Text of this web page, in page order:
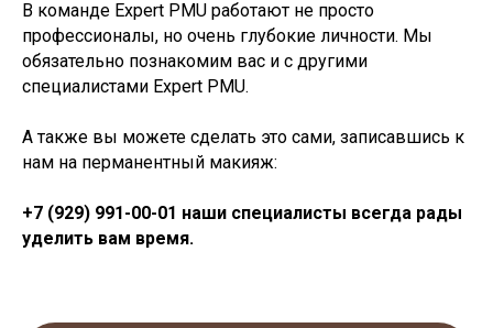
В команде Expert PMU работают не просто
профессионалы, но очень глубокие личности. Мы
обязательно познакомим вас и с другими
специалистами Expert PMU.
А также вы можете сделать это сами, записавшись к
нам на перманентный макияж:
+7 (929) 991-00-01 наши специалисты всегда рады
уделить вам время.